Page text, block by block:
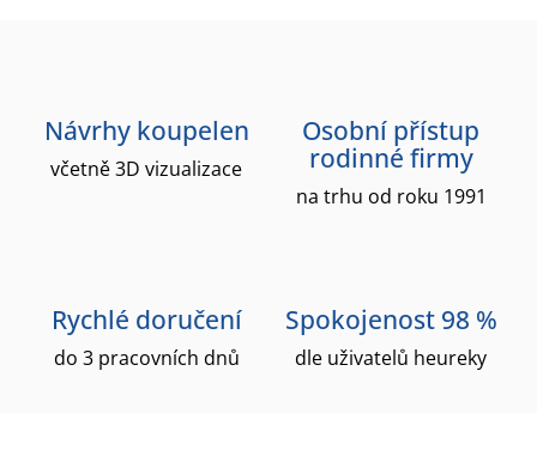
Návrhy koupelen
včetně 3D vizualizace
Osobní přístup
rodinné firmy
na trhu od roku 1991
Rychlé doručení
do 3 pracovních dnů
Spokojenost 98 %
dle uživatelů heureky